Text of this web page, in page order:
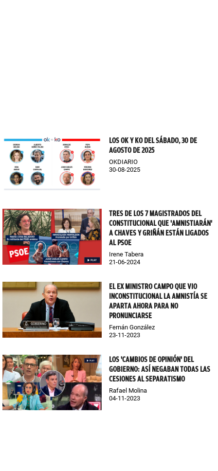
LOS OK Y KO DEL SÁBADO, 30 DE
AGOSTO DE 2025
OKDIARIO
30-08-2025
TRES DE LOS 7 MAGISTRADOS DEL
CONSTITUCIONAL QUE 'AMNISTIARÁN'
A CHAVES Y GRIÑÁN ESTÁN LIGADOS
AL PSOE
Irene Tabera
21-06-2024
EL EX MINISTRO CAMPO QUE VIO
INCONSTITUCIONAL LA AMNISTÍA SE
APARTA AHORA PARA NO
PRONUNCIARSE
Fernán González
23-11-2023
LOS 'CAMBIOS DE OPINIÓN' DEL
GOBIERNO: ASÍ NEGABAN TODAS LAS
CESIONES AL SEPARATISMO
Rafael Molina
04-11-2023